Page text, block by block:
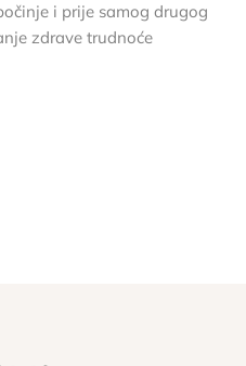
i prije samog drugog
zdrave trudnoće